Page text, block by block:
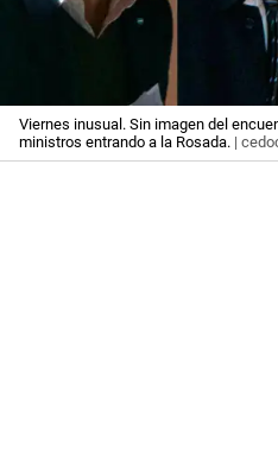
Viernes inusual. Sin imagen del
ministros entrando a la Rosada. |